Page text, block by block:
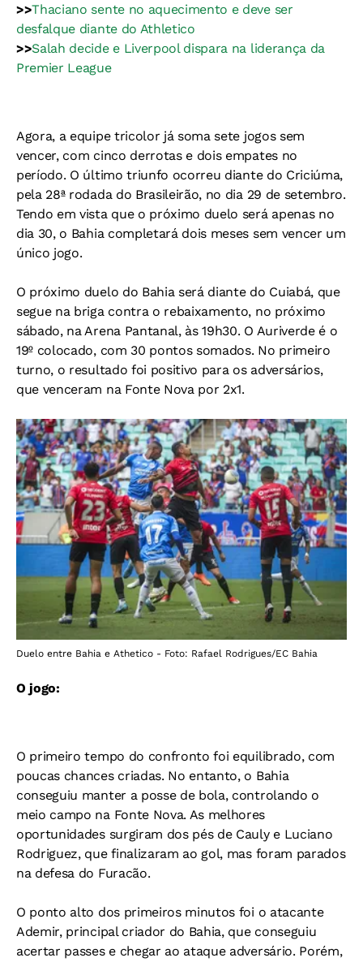
>>Thaciano sente no aquecimento e deve ser
desfalque diante do Athletico
>>Salah decide e Liverpool dispara na liderança da
Premier League
Agora, a equipe tricolor já soma sete jogos sem
vencer, com cinco derrotas e dois empates no
período. O último triunfo ocorreu diante do Criciúma,
pela 28ª rodada do Brasileirão, no dia 29 de setembro.
Tendo em vista que o próximo duelo será apenas no
dia 30, o Bahia completará dois meses sem vencer um
único jogo.
O próximo duelo do Bahia será diante do Cuiabá, que
segue na briga contra o rebaixamento, no próximo
sábado, na Arena Pantanal, às 19h30. O Auriverde é o
19º colocado, com 30 pontos somados. No primeiro
turno, o resultado foi positivo para os adversários,
que venceram na Fonte Nova por 2x1.
Duelo entre Bahia e Athetico - Foto: Rafael Rodrigues/EC Bahia
O jogo:
O primeiro tempo do confronto foi equilibrado, com
poucas chances criadas. No entanto, o Bahia
conseguiu manter a posse de bola, controlando o
meio campo na Fonte Nova. As melhores
oportunidades surgiram dos pés de Cauly e Luciano
Rodriguez, que finalizaram ao gol, mas foram parados
na defesa do Furacão.
O ponto alto dos primeiros minutos foi o atacante
Ademir, principal criador do Bahia, que conseguiu
acertar passes e chegar ao ataque adversário. Porém,